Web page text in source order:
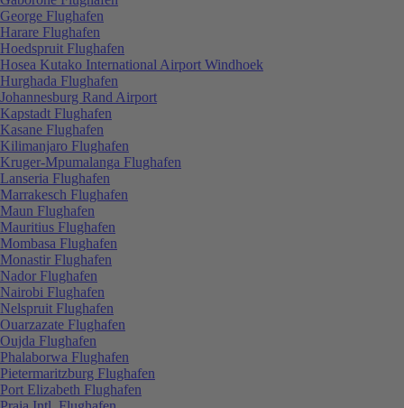
George Flughafen
Harare Flughafen
Hoedspruit Flughafen
Hosea Kutako International Airport Windhoek
Hurghada Flughafen
Johannesburg Rand Airport
Kapstadt Flughafen
Kasane Flughafen
Kilimanjaro Flughafen
Kruger-Mpumalanga Flughafen
Lanseria Flughafen
Marrakesch Flughafen
Maun Flughafen
Mauritius Flughafen
Mombasa Flughafen
Monastir Flughafen
Nador Flughafen
Nairobi Flughafen
Nelspruit Flughafen
Ouarzazate Flughafen
Oujda Flughafen
Phalaborwa Flughafen
Pietermaritzburg Flughafen
Port Elizabeth Flughafen